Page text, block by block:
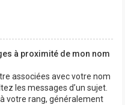
à proximité de mon nom
associées avec votre nom
les messages d’un sujet.
à votre rang, généralement